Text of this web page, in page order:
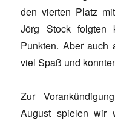
den vierten Platz
Jörg Stock folgten
Punkten. Aber auch
viel Spaß und
Zur
August spielen wir